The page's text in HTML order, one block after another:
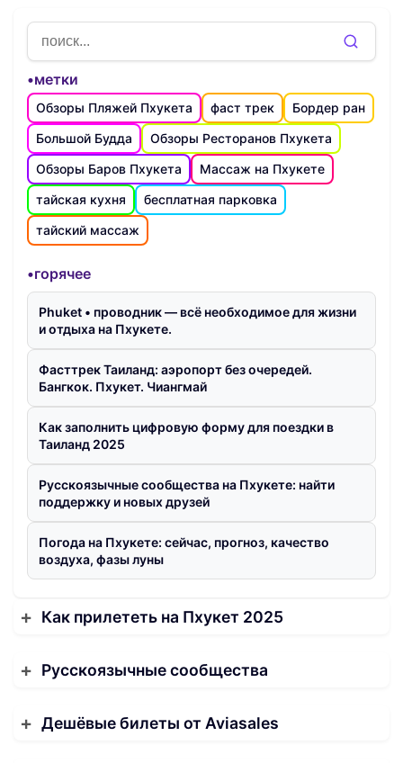
•метки
Обзоры Пляжей Пхукета фаст трек
Бордер ран
Большой Будда
Обзоры Ресторанов Пхукета
Обзоры Баров Пхукета
Массаж на Пхукете
тайская кухня
бесплатная парковка
тайский массаж
•горячее
Phuket • проводник — всё необходимое для жизни
и отдыха на Пхукете.
Фасттрек Таиланд: аэропорт без очередей.
Бангкок. Пхукет. Чиангмай
Как заполнить цифровую форму для поездки в
Таиланд 2025
Русскоязычные сообщества на Пхукете: найти
поддержку и новых друзей
Погода на Пхукете: сейчас, прогноз, качество
воздуха, фазы луны
Как прилететь на Пхукет 2025
Русскоязычные сообщества
Дешёвые билеты от Aviasales